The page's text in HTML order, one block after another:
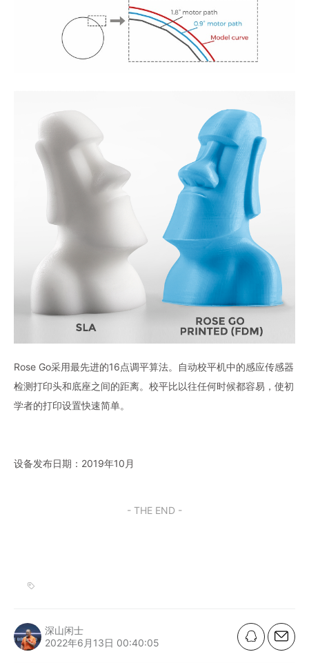
Rose Go采用最先进的16点调平算法。自动校平机中的感应传感器
检测打印头和底座之间的距离。校平比以往任何时候都容易，使初
学者的打印设置快速简单。
设备发布日期：2019年10月
- THE END -
深山闲士
2022年6月13日 00:40:05